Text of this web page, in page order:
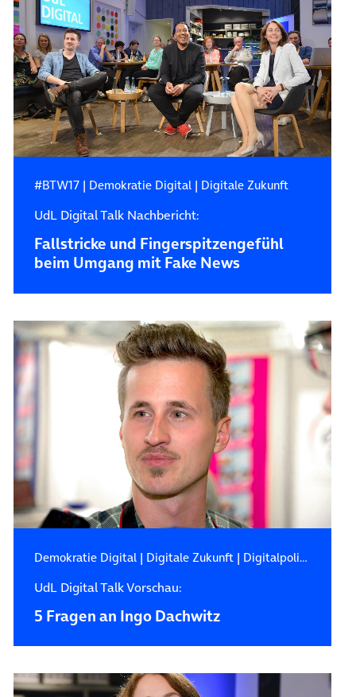
#BTW17| Demokratie Digital| Digitale Zukunft
UdL Digital Talk Nachbericht:
Fallstricke und Fingerspitzengefühl
beim Umgang mit Fake News
Demokratie Digital| Digitale Zukunft| Digitalpolitik
UdL Digital Talk Vorschau:
5 Fragen an Ingo Dachwitz